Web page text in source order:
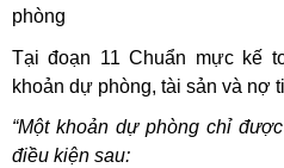
phòng
Tại đoạn 11 Chuẩn mực kế
khoản dự phòng, tài sản và nợ
“Một khoản dự phòng chỉ
điều kiện sau: